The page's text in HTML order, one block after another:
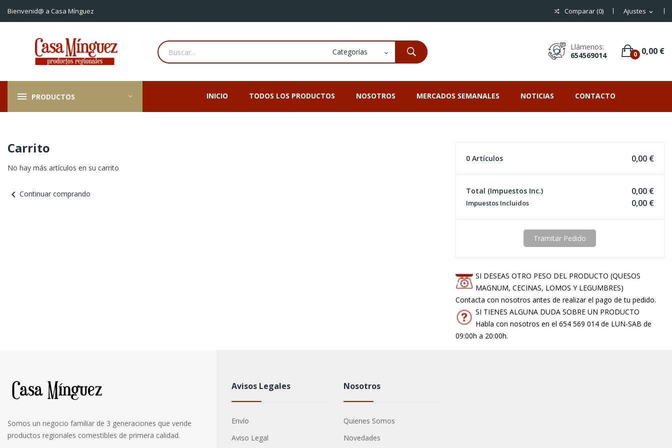
Ajustes expand_more
Comparar (0)
Bienvenid@ a Casa Mínguez
0 0,00 €
Llámenos:
654569014
PRODUCTOS INICIO TODOS LOS PRODUCTOS NOSOTROS MERCADOS SEMANALES NOTICIAS CONTACTO
Carrito
No hay más artículos en su carrito
chevron_left Continuar comprando
0 Artículos 0,00 €
Total (impuestos Inc.) 0,00 €
Impuestos Incluidos 0,00 €
Tramitar Pedido
SI DESEAS OTRO PESO DEL PRODUCTO (QUESOS
MAGNUM, CECINAS, LOMOS Y LEGUMBRES)
Contacta con nosotros antes de realizar el pago de tu pedido.
SI TIENES ALGUNA DUDA SOBRE UN PRODUCTO
Habla con nosotros en el 654 569 014 de LUN-SAB de
09:00h a 20:00h.
Somos un negocio familiar de 3 generaciones que vende
productos regionales comestibles de primera calidad.
Avisos Legales
Envío
Aviso Legal
Nosotros
Quienes Somos
Novedades